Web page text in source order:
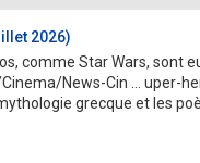
2026)
comme Star Wars, sont
News-Cin ... uper-
grecque et les